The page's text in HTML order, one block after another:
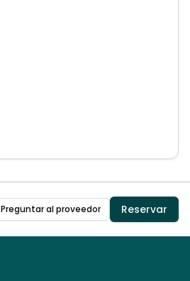
Preguntar al proveedor Reservar